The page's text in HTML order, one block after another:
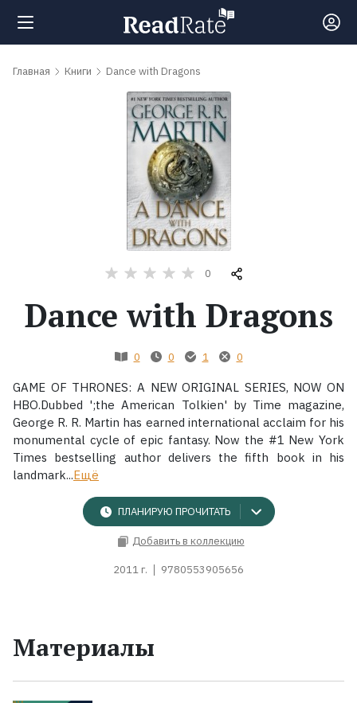
Поиск
книги
Жанры
Серии
Экранизации
Коллекции
Главная Книги Dance with Dragons
0
Dance with Dragons
0 0 1 0
GAME OF THRONES: A NEW ORIGINAL SERIES, NOW ON
HBO.Dubbed ';the American Tolkien' by Time magazine,
George R. R. Martin has earned international acclaim for his
monumental cycle of epic fantasy. Now the #1 New York
Times bestselling author delivers the fifth book in his
landmark...Ещё
ПЛАНИРУЮ ПРОЧИТАТЬ
Добавить в коллекцию
2011 г. 9780553905656
Материалы